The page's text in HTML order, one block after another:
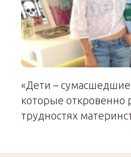
«Дети –
которые откровенно
трудностях